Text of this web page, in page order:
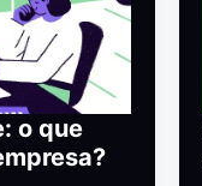
o que